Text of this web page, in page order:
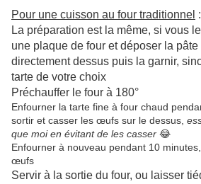
Pour une cuisson au four traditionnel :
La préparation est la même, si vous
une plaque de four et déposer la
directement dessus puis la garnir,
tarte de votre choix
Préchauffer le four à 180°
Enfourner la tarte fine à four chaud
sortir et casser les œufs sur le dessus,
que moi en évitant de les casser 😂
Enfourner à nouveau pendant 10
œufs
Servir à la sortie du four, ou laisser